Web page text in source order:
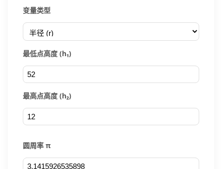
变量类型
最低点高度 (h₁)
最高点高度 (h₂)
圆周率 π